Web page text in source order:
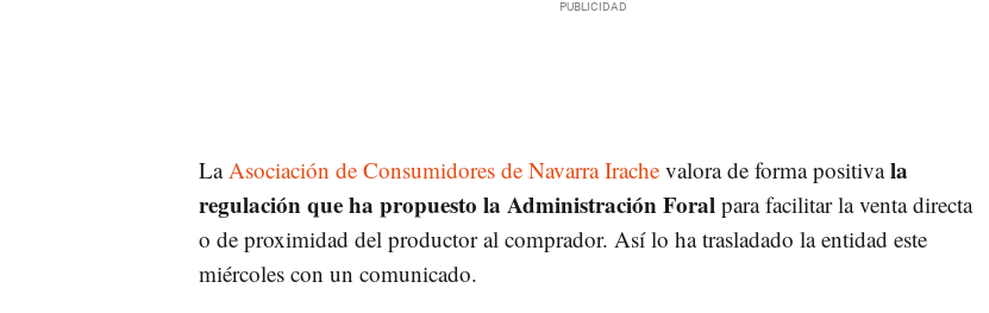
La Asociación de Consumidores de Navarra Irachevalora de forma positivala
regulación que ha propuesto la Administración Foral para facilitar la venta directa
o de proximidad del productor al comprador. Así lo ha trasladado la entidad este
miércoles con un comunicado.